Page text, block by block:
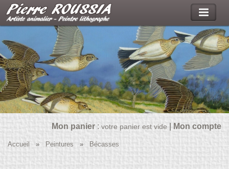
Mon panier : votre panier est vide| Mon compte
Accueil » Peintures » Bécasses